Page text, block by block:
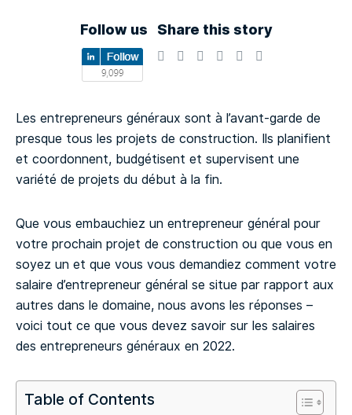
Follow us Share this story
Les entrepreneurs généraux sont à l’avant-garde de
presque tous les projets de construction. Ils planifient
et coordonnent, budgétisent et supervisent une
variété de projets du début à la fin.
Que vous embauchiez un entrepreneur général pour
votre prochain projet de construction ou que vous en
soyez un et que vous vous demandiez comment votre
salaire d’entrepreneur général se situe par rapport aux
autres dans le domaine, nous avons les réponses –
voici tout ce que vous devez savoir sur les salaires
des entrepreneurs généraux en 2022.
Table of Contents